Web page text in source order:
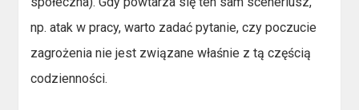
np. atak w pracy, warto zadać pytanie, czy poczucie
zagrożenia nie jest związane właśnie z tą częścią
codzienności.